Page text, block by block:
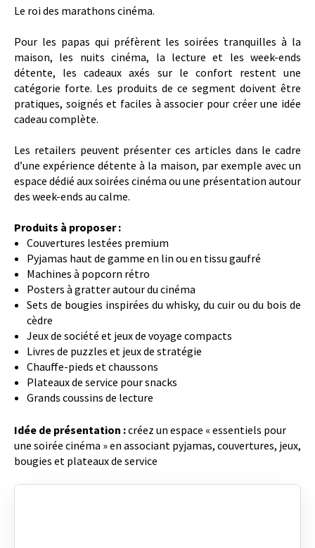
Le roi des marathons cinéma.
Pour les papas qui préfèrent les soirées tranquilles à la
maison, les nuits cinéma, la lecture et les week-ends
détente, les cadeaux axés sur le confort restent une
catégorie forte. Les produits de ce segment doivent être
pratiques, soignés et faciles à associer pour créer une idée
cadeau complète.
Les retailers peuvent présenter ces articles dans le cadre
d’une expérience détente à la maison, par exemple avec un
espace dédié aux soirées cinéma ou une présentation autour
des week-ends au calme.
Produits à proposer :
Couvertures lestées premium
Pyjamas haut de gamme en lin ou en tissu gaufré
Machines à popcorn rétro
Posters à gratter autour du cinéma
Sets de bougies inspirées du whisky, du cuir ou du bois de
cèdre
Jeux de société et jeux de voyage compacts
Livres de puzzles et jeux de stratégie
Chauffe-pieds et chaussons
Plateaux de service pour snacks
Grands coussins de lecture
Idée de présentation :créez un espace « essentiels pour
une soirée cinéma » en associant pyjamas, couvertures, jeux,
bougies et plateaux de service